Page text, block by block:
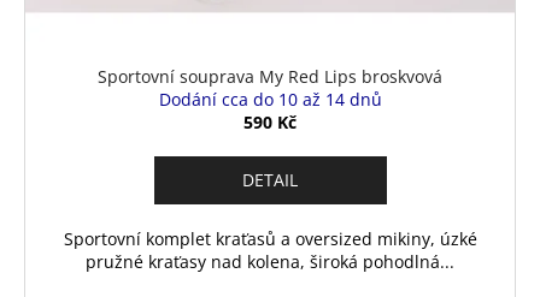
Sportovní souprava My Red Lips broskvová
Dodání cca do 10 až 14 dnů
590 Kč
DETAIL
Sportovní komplet kraťasů a oversized mikiny, úzké
pružné kraťasy nad kolena, široká pohodlná...